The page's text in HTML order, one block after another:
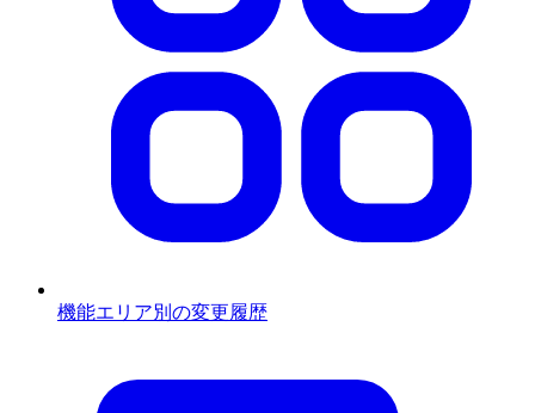
機能エリア別の変更履歴